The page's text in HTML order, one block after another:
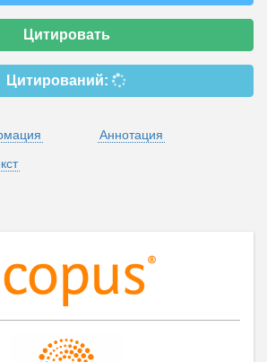
Цитировать
Цитирований:
Аннотация